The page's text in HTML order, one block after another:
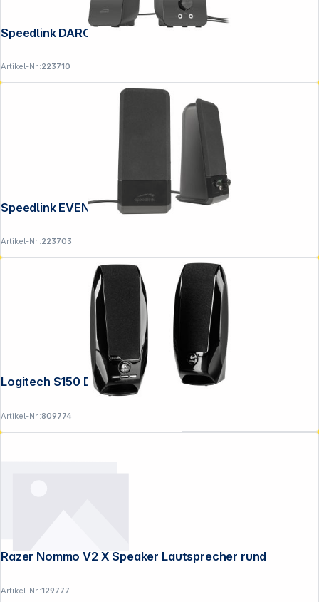
Speedlink DAROC Stereo Speaker black
Artikel-Nr.:223710
Speedlink EVENT Stereo Speakers black
Artikel-Nr.:223703
Logitech S150 Digital USB black
Artikel-Nr.:809774
Razer Nommo V2 X Speaker Lautsprecher rund
Artikel-Nr.:129777